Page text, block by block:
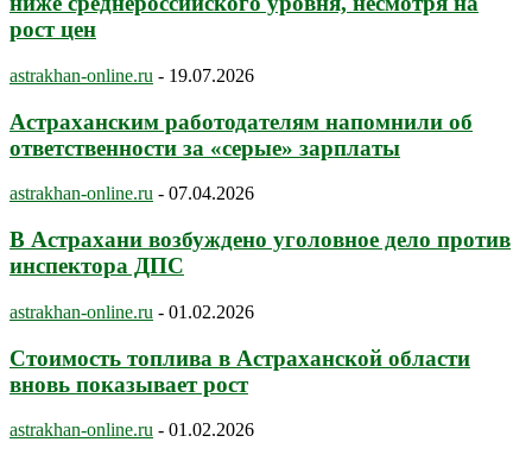
рост цен
astrakhan-online.ru - 19.07.2026
Астраханским работодателям напомнили об
ответственности за «серые» зарплаты
astrakhan-online.ru - 07.04.2026
В Астрахани возбуждено уголовное дело против
инспектора ДПС
astrakhan-online.ru - 01.02.2026
Стоимость топлива в Астраханской области
вновь показывает рост
astrakhan-online.ru - 01.02.2026